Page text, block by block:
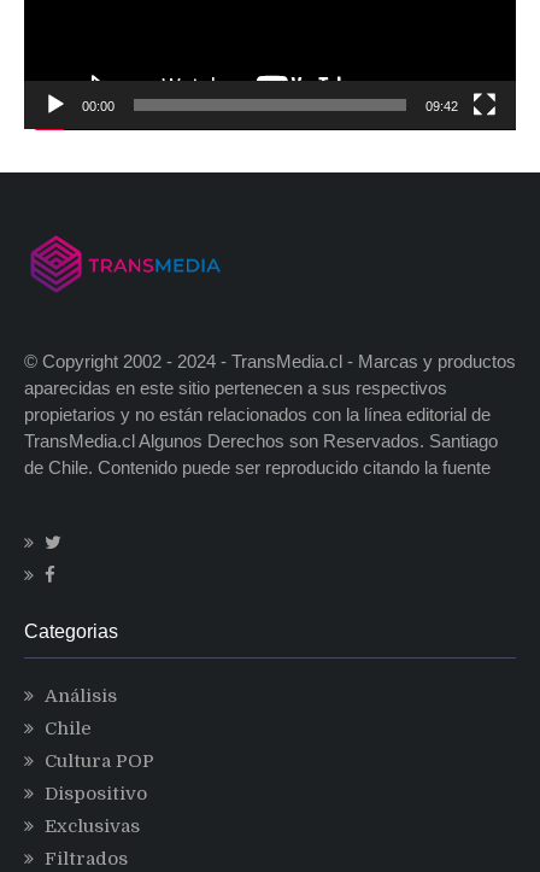
00:00 09:42
© Copyright 2002 - 2024 - TransMedia.cl - Marcas y productos
aparecidas en este sitio pertenecen a sus respectivos
propietarios y no están relacionados con la línea editorial de
TransMedia.cl Algunos Derechos son Reservados. Santiago
de Chile. Contenido puede ser reproducido citando la fuente
Categorias
Análisis
Chile
Cultura POP
Dispositivo
Exclusivas
Filtrados